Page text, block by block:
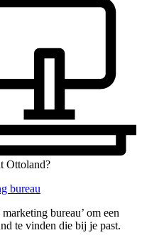
Ottoland?
bureau
bureau’ om een
te vinden die bij je past.